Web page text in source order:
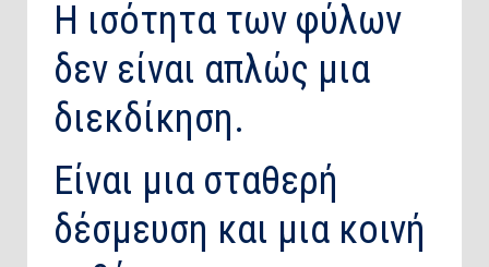
Η ισότητα των φύλων
δεν είναι απλώς μια
διεκδίκηση.
Είναι μια σταθερή
δέσμευση και μια κοινή